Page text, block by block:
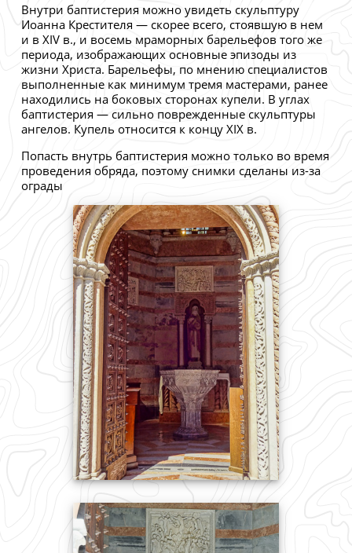
Внутри баптистерия можно увидеть скульптуру
Иоанна Крестителя — скорее всего, стоявшую в нем
и в XIV в., и восемь мраморных барельефов того же
периода, изображающих основные эпизоды из
жизни Христа. Барельефы, по мнению специалистов
выполненные как минимум тремя мастерами, ранее
находились на боковых сторонах купели. В углах
баптистерия — сильно поврежденные скульптуры
ангелов. Купель относится к концу XIX в.
Попасть внутрь баптистерия можно только во время
проведения обряда, поэтому снимки сделаны из-за
ограды